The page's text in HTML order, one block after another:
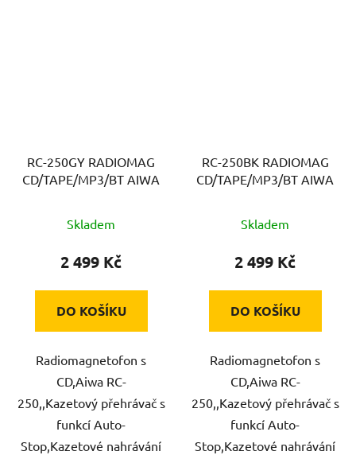
RC-250GY RADIOMAG
CD/TAPE/MP3/BT AIWA
Skladem
2 499 Kč
DO KOŠÍKU
Radiomagnetofon s
CD,Aiwa RC-
250,,Kazetový přehrávač s
funkcí Auto-
Stop,Kazetové nahrávání
RC-250BK RADIOMAG
CD/TAPE/MP3/BT AIWA
Skladem
2 499 Kč
DO KOŠÍKU
Radiomagnetofon s
CD,Aiwa RC-
250,,Kazetový přehrávač s
funkcí Auto-
Stop,Kazetové nahrávání